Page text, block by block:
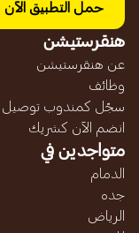
حمل التطبيق الآن
هنقرستيشن
عن هنقرستيشن
وظائف
سجّل كمندوب توصيل
انضم الآن كشريك
متواجدين في
الدمام
جده
الرياض